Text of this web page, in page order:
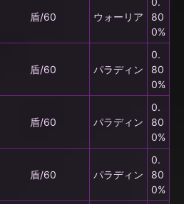
盾/60 ウォーリア
80
0%
盾/60 パラディン
0.
80
0%
盾/60 パラディン
0.
80
0%
盾/60 パラディン
0.
80
0%